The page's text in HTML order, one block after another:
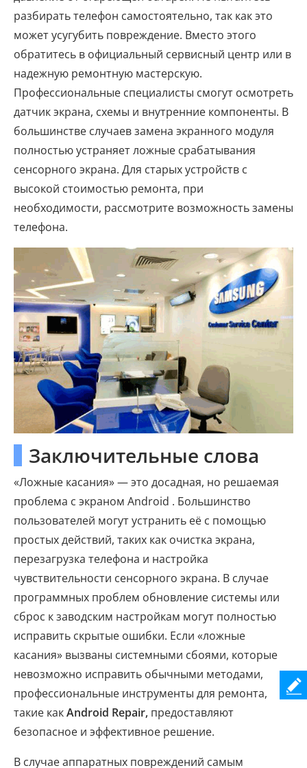
разбирать телефон самостоятельно, так как это
может усугубить повреждение. Вместо этого
обратитесь в официальный сервисный центр или в
надежную ремонтную мастерскую.
Профессиональные специалисты смогут осмотреть
датчик экрана, схемы и внутренние компоненты. В
большинстве случаев замена экранного модуля
полностью устраняет ложные срабатывания
сенсорного экрана. Для старых устройств с
высокой стоимостью ремонта, при
необходимости, рассмотрите возможность замены
телефона.
Заключительные слова
«Ложные касания» — это досадная, но решаемая
проблема с экраном Android . Большинство
пользователей могут устранить её с помощью
простых действий, таких как очистка экрана,
перезагрузка телефона и настройка
чувствительности сенсорного экрана. В случае
программных проблем обновление системы или
сброс к заводским настройкам могут полностью
исправить скрытые ошибки. Если «ложные
касания» вызваны системными сбоями, которые
невозможно исправить обычными методами,
профессиональные инструменты для ремонта,
такие какAndroid Repair, предоставляют
безопасное и эффективное решение.
В случае аппаратных повреждений самым